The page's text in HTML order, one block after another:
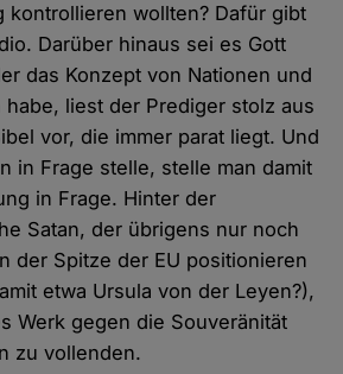
kontrollieren wollten? Dafür gibt
Darüber hinaus sei es Gott
das Konzept von Nationen und
liest der Prediger stolz aus
vor, die immer parat liegt. Und
in Frage stelle, stelle man damit
in Frage. Hinter der
Satan, der übrigens nur noch
der Spitze der EU positionieren
etwa Ursula von der Leyen?),
Werk gegen die Souveränität
zu vollenden.